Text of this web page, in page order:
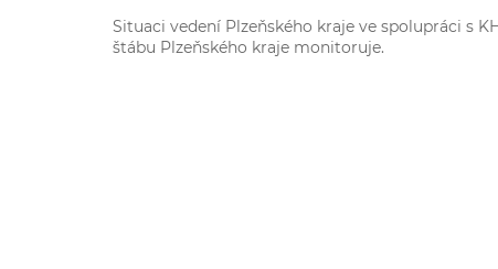
Situaci vedení Plzeňského kraje ve spolupráci s
štábu Plzeňského kraje monitoruje.